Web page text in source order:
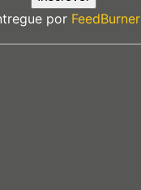
por FeedBurner